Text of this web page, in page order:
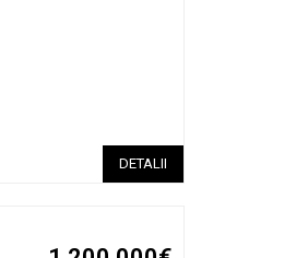
DETALII